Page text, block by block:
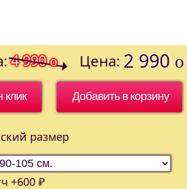
4 990o Цена: 2 990 o
клик
размер
+600 ₽